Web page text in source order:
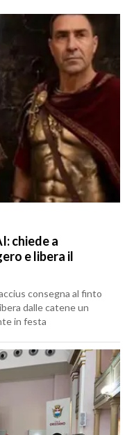
chiede a
e libera il
consegna al finto
dalle catene un
in festa